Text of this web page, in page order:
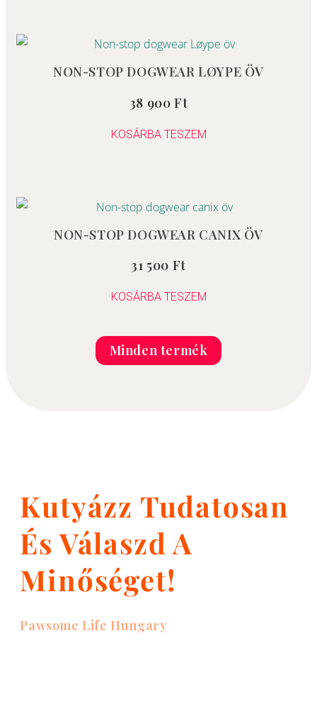
a
választhatók
NON-STOP DOGWEAR LØYPE ÖV
38 900 Ft
KOSÁRBA TESZEM
NON-STOP DOGWEAR CANIX ÖV
31 500 Ft
KOSÁRBA TESZEM
Minden termék
Kutyázz Tudatosan
És Válaszd A
Minőséget!
Pawsome Life Hungary